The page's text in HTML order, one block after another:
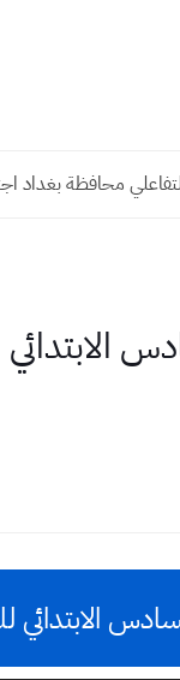
التفاعلي محافظة بغداد
2019 بعد الحذف من قبل وزارة